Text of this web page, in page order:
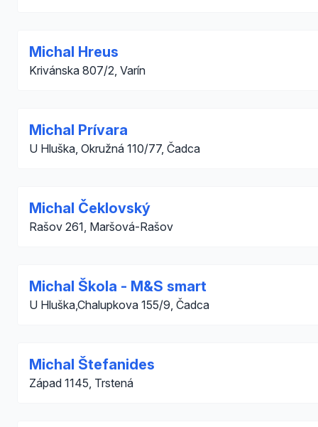
Michal Hreus
Krivánska 807/2, Varín
Michal Prívara
U Hluška, Okružná 110/77, Čadca
Michal Čeklovský
Rašov 261, Maršová-Rašov
Michal Škola - M&S smart
U Hluška,Chalupkova 155/9, Čadca
Michal Štefanides
Západ 1145, Trstená